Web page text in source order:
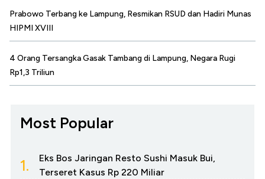
Prabowo Terbang ke Lampung, Resmikan RSUD dan Hadiri Munas
HIPMI XVIII
4 Orang Tersangka Gasak Tambang di Lampung, Negara Rugi
Rp1,3 Triliun
Most Popular
1.
Eks Bos Jaringan Resto Sushi Masuk Bui,
Terseret Kasus Rp 220 Miliar